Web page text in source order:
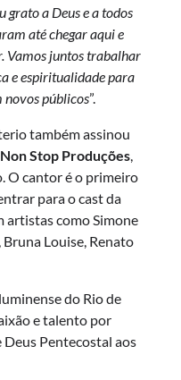
grato a Deus e a todos
até chegar aqui e
Vamos juntos trabalhar
e espiritualidade para
novos públicos”.
também assinou
Non Stop Produções
O cantor é o primeiro
para o cast da
artistas como Simone
Louise, Renato
do Rio de
e talento por
Pentecostal aos